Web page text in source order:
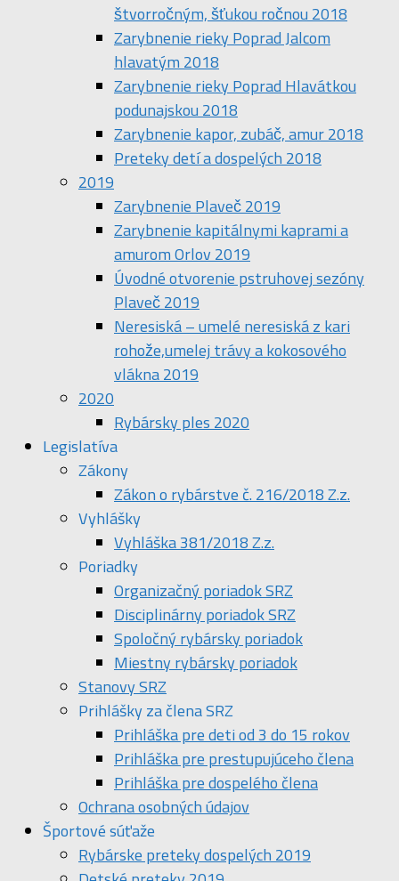
štvorročným, šťukou ročnou 2018
Zarybnenie rieky Poprad Jalcom
hlavatým 2018
Zarybnenie rieky Poprad Hlavátkou
podunajskou 2018
Zarybnenie kapor, zubáč, amur 2018
Preteky detí a dospelých 2018
2019
Zarybnenie Plaveč 2019
Zarybnenie kapitálnymi kaprami a
amurom Orlov 2019
Úvodné otvorenie pstruhovej sezóny
Plaveč 2019
Neresiská – umelé neresiská z kari
rohože,umelej trávy a kokosového
vlákna 2019
2020
Rybársky ples 2020
Legislatíva
Zákony
Zákon o rybárstve č. 216/2018 Z.z.
Vyhlášky
Vyhláška 381/2018 Z.z.
Poriadky
Organizačný poriadok SRZ
Disciplinárny poriadok SRZ
Spoločný rybársky poriadok
Miestny rybársky poriadok
Stanovy SRZ
Prihlášky za člena SRZ
Prihláška pre deti od 3 do 15 rokov
Prihláška pre prestupujúceho člena
Prihláška pre dospelého člena
Ochrana osobných údajov
Športové súťaže
Rybárske preteky dospelých 2019